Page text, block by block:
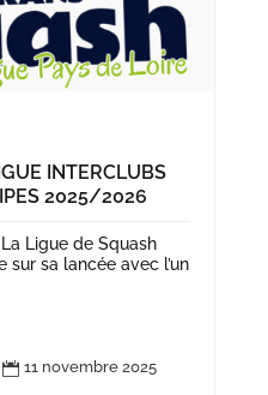
INTERCLUBS
2025/2026
Ligue de Squash
sur sa lancée avec l’un
 11 novembre 2025